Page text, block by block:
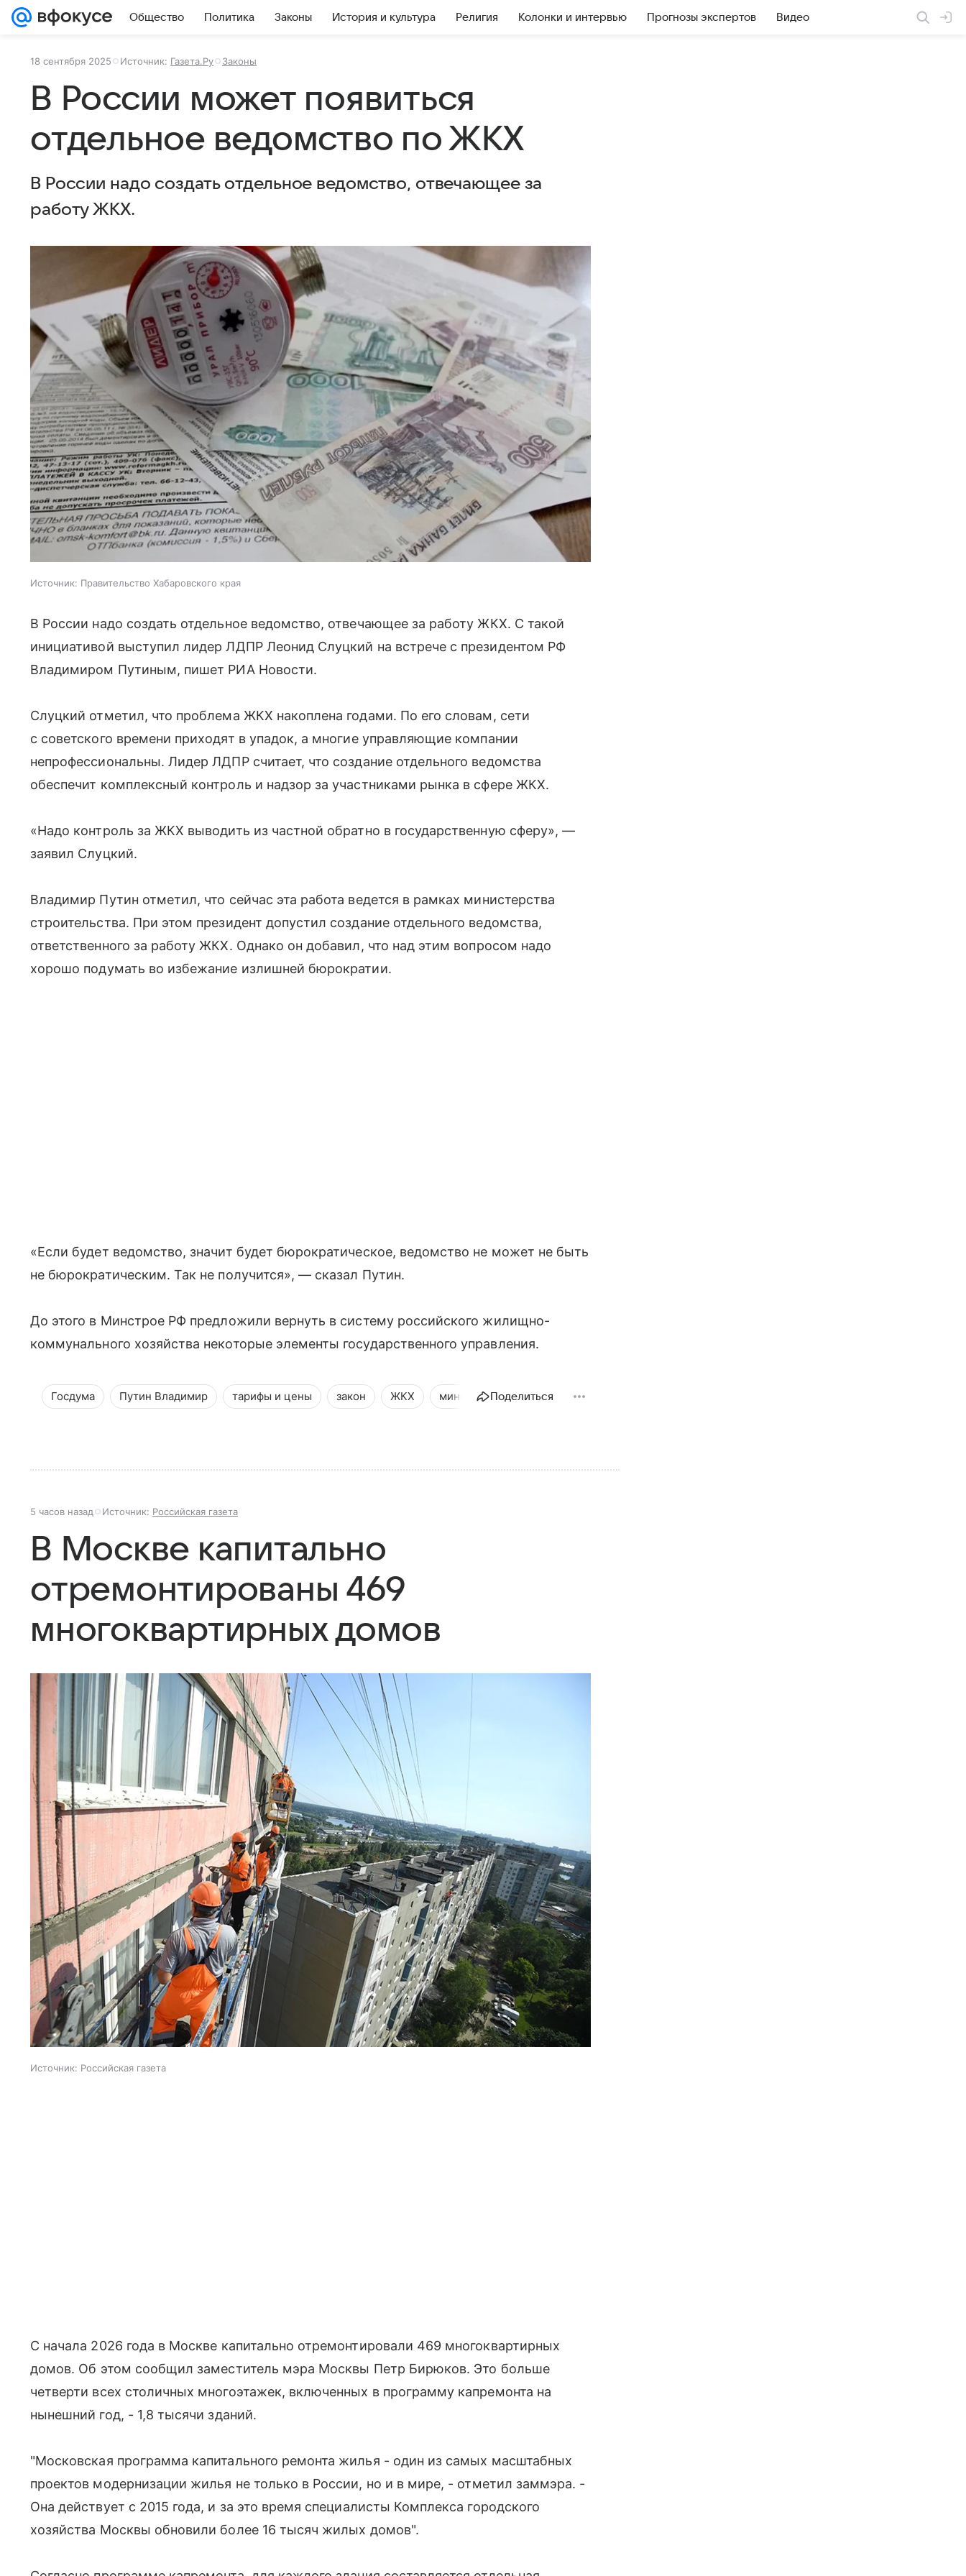
Общество Политика Законы История и культура Религия Колонки и интервью Прогнозы экспертов Видео
18 сентября 2025 Источник: Газета.Ру Законы
В России может появиться
отдельное ведомство по ЖКХ
В России надо создать отдельное ведомство, отвечающее за
работу ЖКХ.
Источник: Правительство Хабаровского края
В России надо создать отдельное ведомство, отвечающее за работу ЖКХ. С такой
инициативой выступил лидер ЛДПР Леонид Слуцкий на встрече с президентом РФ
Владимиром Путиным, пишет РИА Новости.
Слуцкий отметил, что проблема ЖКХ накоплена годами. По его словам, сети
с советского времени приходят в упадок, а многие управляющие компании
непрофессиональны. Лидер ЛДПР считает, что создание отдельного ведомства
обеспечит комплексный контроль и надзор за участниками рынка в сфере ЖКХ.
«Надо контроль за ЖКХ выводить из частной обратно в государственную сферу», —
заявил Слуцкий.
Владимир Путин отметил, что сейчас эта работа ведется в рамках министерства
строительства. При этом президент допустил создание отдельного ведомства,
ответственного за работу ЖКХ. Однако он добавил, что над этим вопросом надо
хорошо подумать во избежание излишней бюрократии.
«Если будет ведомство, значит будет бюрократическое, ведомство не может не быть
не бюрократическим. Так не получится», — сказал Путин.
До этого в Минстрое РФ предложили вернуть в систему российского жилищно-
коммунального хозяйства некоторые элементы государственного управления.
Госдума Путин Владимир тарифы и цены закон ЖКХ министерства и ведомства
Поделиться
5 часов назад Источник: Российская газета
В Москве капитально
отремонтированы 469
многоквартирных домов
Источник: Российская газета
С начала 2026 года в Москве капитально отремонтировали 469 многоквартирных
домов. Об этом сообщил заместитель мэра Москвы Петр Бирюков. Это больше
четверти всех столичных многоэтажек, включенных в программу капремонта на
нынешний год, - 1,8 тысячи зданий.
"Московская программа капитального ремонта жилья - один из самых масштабных
проектов модернизации жилья не только в России, но и в мире, - отметил заммэра. -
Она действует с 2015 года, и за это время специалисты Комплекса городского
хозяйства Москвы обновили более 16 тысяч жилых домов".